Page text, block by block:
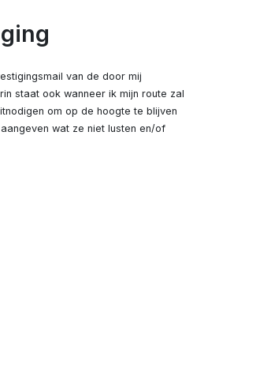
van de door mij
staat ook wanneer ik mijn route zal
om op de hoogte te blijven
wat ze niet lusten en/of